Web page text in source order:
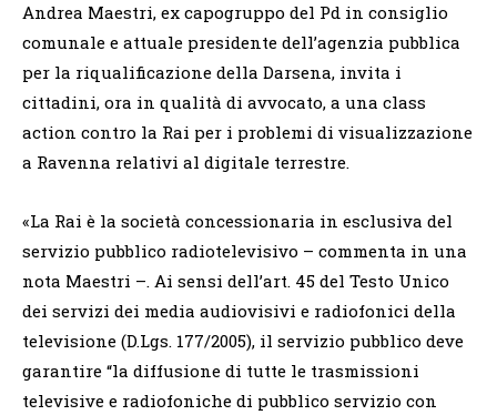
Andrea Maestri, ex capogruppo del Pd in consiglio
comunale e attuale presidente dell’agenzia pubblica
per la riqualificazione della Darsena, invita i
cittadini, ora in qualità di avvocato, a una class
action contro la Rai per i problemi di visualizzazione
a Ravenna relativi al digitale terrestre.
«La Rai è la società concessionaria in esclusiva del
servizio pubblico radiotelevisivo – commenta in una
nota Maestri –. Ai sensi dell’art. 45 del Testo Unico
dei servizi dei media audiovisivi e radiofonici della
televisione (D.Lgs. 177/2005), il servizio pubblico deve
garantire “la diffusione di tutte le trasmissioni
televisive e radiofoniche di pubblico servizio con